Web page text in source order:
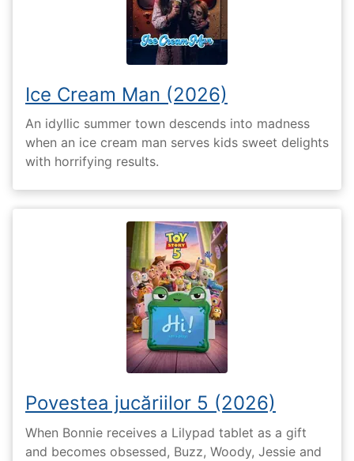
Ice Cream Man (2026)
An idyllic summer town descends into madness
when an ice cream man serves kids sweet delights
with horrifying results.
Povestea jucăriilor 5 (2026)
When Bonnie receives a Lilypad tablet as a gift
and becomes obsessed, Buzz, Woody, Jessie and